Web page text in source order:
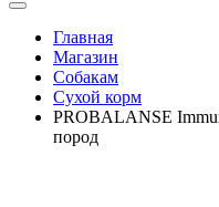
Главная
Магазин
Собакам
Сухой корм
PROBALANSE
пород